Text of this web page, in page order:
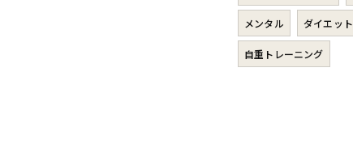
メンタル ダイエット
自重トレーニング